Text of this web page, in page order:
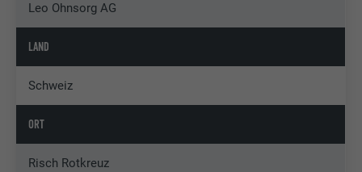
Leo Ohnsorg AG
LAND
Schweiz
ORT
Risch Rotkreuz